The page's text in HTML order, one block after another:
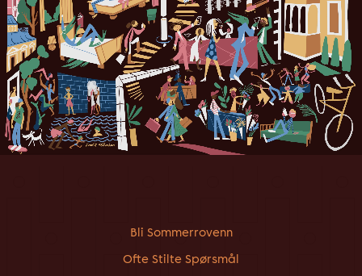
Bli Sommerrovenn
Ofte Stilte Spørsmål